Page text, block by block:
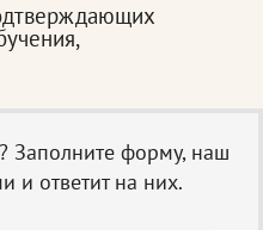
Заполните форму, наш
и ответит на них.